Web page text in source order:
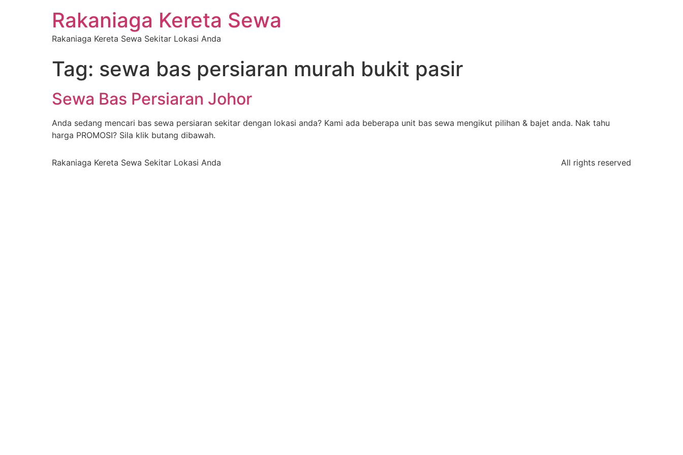
Rakaniaga Kereta Sewa
Rakaniaga Kereta Sewa Sekitar Lokasi Anda
Tag: sewa bas persiaran murah bukit pasir
Sewa Bas Persiaran Johor
Anda sedang mencari bas sewa persiaran sekitar dengan lokasi anda? Kami ada beberapa unit bas sewa mengikut pilihan & bajet anda. Nak tahu
harga PROMOSI? Sila klik butang dibawah.
Rakaniaga Kereta Sewa Sekitar Lokasi Anda All rights reserved